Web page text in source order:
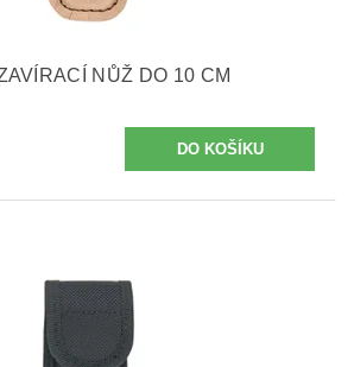
NŮŽ DO 10 CM